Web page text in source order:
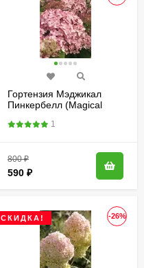
Гортензия Мэджикал
Пинкербелл (Magical
1
800₽
590 ₽
-26%
СКИДКА!